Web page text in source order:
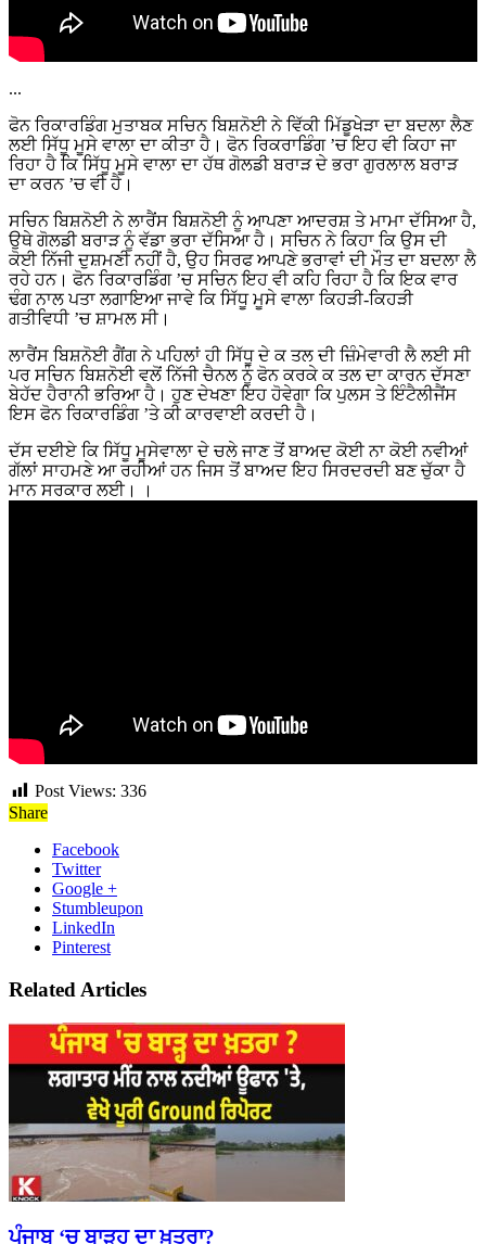
...
ਫੋਨ ਰਿਕਾਰਡਿੰਗ ਮੁਤਾਬਕ ਸਚਿਨ ਬਿਸ਼ਨੋਈ ਨੇ ਵਿੱਕੀ ਮਿੱਡੂਖੇੜਾ ਦਾ ਬਦਲਾ ਲੈਣ
ਲਈ ਸਿੱਧੂ ਮੂਸੇ ਵਾਲਾ ਦਾ ਕੀਤਾ ਹੈ। ਫੋਨ ਰਿਕਰਾਡਿੰਗ ’ਚ ਇਹ ਵੀ ਕਿਹਾ ਜਾ
ਰਿਹਾ ਹੈ ਕਿ ਸਿੱਧੂ ਮੂਸੇ ਵਾਲਾ ਦਾ ਹੱਥ ਗੋਲਡੀ ਬਰਾੜ ਦੇ ਭਰਾ ਗੁਰਲਾਲ ਬਰਾੜ
ਦਾ ਕਰਨ ’ਚ ਵੀ ਹੈ।
ਸਚਿਨ ਬਿਸ਼ਨੋਈ ਨੇ ਲਾਰੈਂਸ ਬਿਸ਼ਨੋਈ ਨੂੰ ਆਪਣਾ ਆਦਰਸ਼ ਤੇ ਮਾਮਾ ਦੱਸਿਆ ਹੈ,
ਉਥੇ ਗੋਲਡੀ ਬਰਾੜ ਨੂੰ ਵੱਡਾ ਭਰਾ ਦੱਸਿਆ ਹੈ। ਸਚਿਨ ਨੇ ਕਿਹਾ ਕਿ ਉਸ ਦੀ
ਕੋਈ ਨਿੱਜੀ ਦੁਸ਼ਮਣੀ ਨਹੀਂ ਹੈ, ਉਹ ਸਿਰਫ ਆਪਣੇ ਭਰਾਵਾਂ ਦੀ ਮੌਤ ਦਾ ਬਦਲਾ ਲੈ
ਰਹੇ ਹਨ। ਫੋਨ ਰਿਕਾਰਡਿੰਗ ’ਚ ਸਚਿਨ ਇਹ ਵੀ ਕਹਿ ਰਿਹਾ ਹੈ ਕਿ ਇਕ ਵਾਰ
ਢੰਗ ਨਾਲ ਪਤਾ ਲਗਾਇਆ ਜਾਵੇ ਕਿ ਸਿੱਧੂ ਮੂਸੇ ਵਾਲਾ ਕਿਹੜੀ-ਕਿਹੜੀ
ਗਤੀਵਿਧੀ ’ਚ ਸ਼ਾਮਲ ਸੀ।
ਲਾਰੈਂਸ ਬਿਸ਼ਨੋਈ ਗੈਂਗ ਨੇ ਪਹਿਲਾਂ ਹੀ ਸਿੱਧੂ ਦੇ ਕ ਤਲ ਦੀ ਜ਼ਿੰਮੇਵਾਰੀ ਲੈ ਲਈ ਸੀ
ਪਰ ਸਚਿਨ ਬਿਸ਼ਨੋਈ ਵਲੋਂ ਨਿੱਜੀ ਚੈਨਲ ਨੂੰ ਫੋਨ ਕਰਕੇ ਕ ਤਲ ਦਾ ਕਾਰਨ ਦੱਸਣਾ
ਬੇਹੱਦ ਹੈਰਾਨੀ ਭਰਿਆ ਹੈ। ਹੁਣ ਦੇਖਣਾ ਇਹ ਹੋਵੇਗਾ ਕਿ ਪੁਲਸ ਤੇ ਇੰਟੈਲੀਜੈਂਸ
ਇਸ ਫੋਨ ਰਿਕਾਰਡਿੰਗ ’ਤੇ ਕੀ ਕਾਰਵਾਈ ਕਰਦੀ ਹੈ।
ਦੱਸ ਦਈਏ ਕਿ ਸਿੱਧੂ ਮੂਸੇਵਾਲਾ ਦੇ ਚਲੇ ਜਾਣ ਤੋਂ ਬਾਅਦ ਕੋਈ ਨਾ ਕੋਈ ਨਵੀਆਂ
ਗੱਲਾਂ ਸਾਹਮਣੇ ਆ ਰਹੀਆਂ ਹਨ ਜਿਸ ਤੋਂ ਬਾਅਦ ਇਹ ਸਿਰਦਰਦੀ ਬਣ ਚੁੱਕਾ ਹੈ
ਮਾਨ ਸਰਕਾਰ ਲਈ। ।
Post Views: 336
Share
Facebook
Twitter
Google +
Stumbleupon
LinkedIn
Pinterest
Related Articles
ਪੰਜਾਬ ‘ਚ ਬਾੜ੍ਹ ਦਾ ਖ਼ਤਰਾ?